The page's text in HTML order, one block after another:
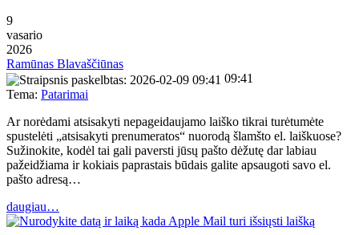
9
vasario
2026
Ramūnas Blavaščiūnas
09:41
Tema: Patarimai
Ar norėdami atsisakyti nepageidaujamo laiško tikrai turėtumėte
spustelėti „atsisakyti prenumeratos“ nuorodą šlamšto el. laiškuose?
Sužinokite, kodėl tai gali paversti jūsų pašto dėžutę dar labiau
pažeidžiama ir kokiais paprastais būdais galite apsaugoti savo el.
pašto adresą…
daugiau…